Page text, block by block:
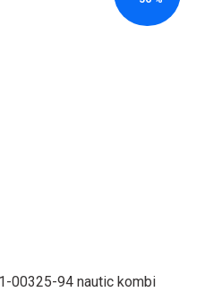
00325-94 nautic kombi